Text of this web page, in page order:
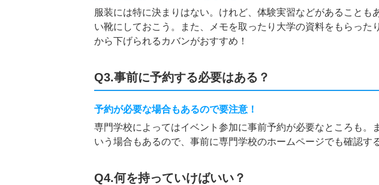
服装には特に決まりはない。けれど、体験実習などがあることも
い靴にしておこう。また、メモを取ったり大学の資料をもらった
から下げられるカバンがおすすめ！
Q3.事前に予約する必要はある？
予約が必要な場合もあるので要注意！
専門学校によってはイベント参加に事前予約が必要なところも。
いう場合もあるので、事前に専門学校のホームページでも確認す
Q4.何を持っていけばいい？